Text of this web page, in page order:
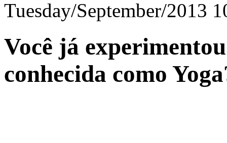
Tuesday/September/2013
Você já
conhecida como